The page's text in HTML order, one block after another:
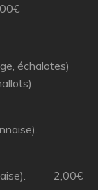
échalotes)
2,00€